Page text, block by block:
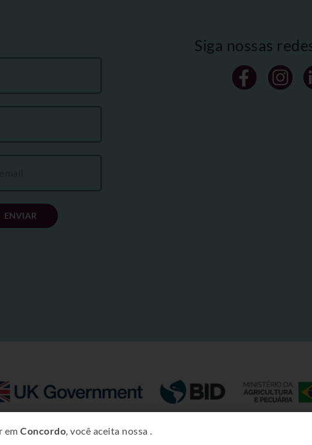
ENVIAR
Siga nossas
© 2025 – Projeto Rural Sustentável – Amazônia.
emConcordo, você aceita nossa.